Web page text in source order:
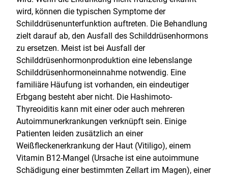
wird, können die typischen Symptome der
Schilddrüsenunterfunktion auftreten. Die Behandlung
zielt darauf ab, den Ausfall des Schilddrüsenhormons
zu ersetzen. Meist ist bei Ausfall der
Schilddrüsenhormonproduktion eine lebenslange
Schilddrüsenhormoneinnahme notwendig. Eine
familiäre Häufung ist vorhanden, ein eindeutiger
Erbgang besteht aber nicht. Die Hashimoto-
Thyreoiditis kann mit einer oder auch mehreren
Autoimmunerkrankungen verknüpft sein. Einige
Patienten leiden zusätzlich an einer
Weißfleckenerkrankung der Haut (Vitiligo), einem
Vitamin B12-Mangel (Ursache ist eine autoimmune
Schädigung einer bestimmten Zellart im Magen), einer